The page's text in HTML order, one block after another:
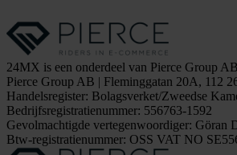
24MX is een onderdeel van Pierce Group AB
Pierce Group AB | Fleminggatan 20A, 112
Handelsregister: Bolagsverket/Zweedse
Bedrijfsregistratienummer: 556763-1592
Gevolmachtigde vertegenwoordiger: Göran
Btw-registratienummer: OSS VAT NO